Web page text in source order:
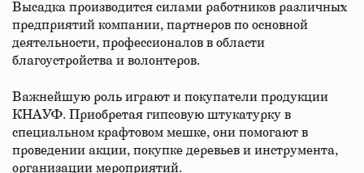
Высадка производится силами работников различных
предприятий компании, партнеров по основной
деятельности, профессионалов в области
благоустройства и волонтеров.
Важнейшую роль играют и покупатели продукции
КНАУФ. Приобретая гипсовую штукатурку в
специальном крафтовом мешке, они помогают в
проведении акции, покупке деревьев и инструмента,
организации мероприятий.